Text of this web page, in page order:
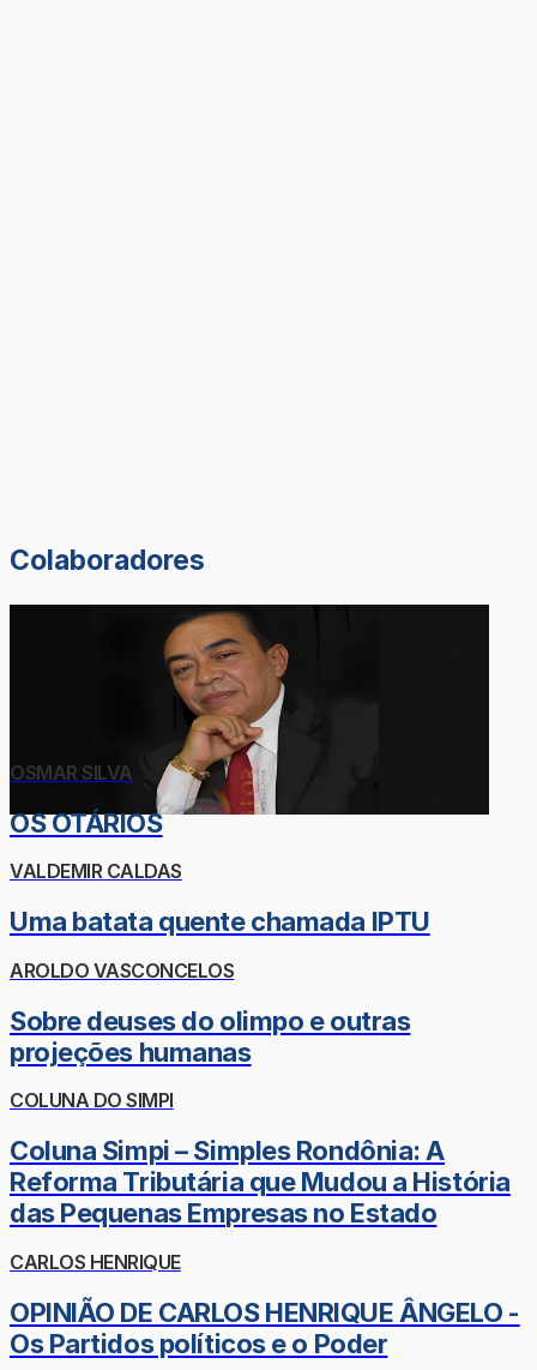
Colaboradores
OSMAR SILVA
OS OTÁRIOS
VALDEMIR CALDAS
Uma batata quente chamada IPTU
AROLDO VASCONCELOS
Sobre deuses do olimpo e outras
projeções humanas
COLUNA DO SIMPI
Coluna Simpi – Simples Rondônia: A
Reforma Tributária que Mudou a História
das Pequenas Empresas no Estado
CARLOS HENRIQUE
OPINIÃO DE CARLOS HENRIQUE ÂNGELO -
Os Partidos políticos e o Poder